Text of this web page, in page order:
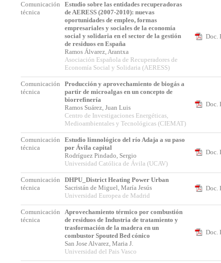
Comunicación
técnica
Estudio sobre las entidades recuperadoras
de AERESS (2007-2010): nuevas
oportunidades de empleo, formas
empresariales y sociales de la economía
social y solidaria en el sector de la gestión
de residuos en España
Ramos Álvarez, Arantxa
Asociación Española de Recuperadores de
Economía Social y Solidaria (AERESS)
Doc.
Comunicación
técnica
Producción y aprovechamiento de biogás a
partir de microalgas en un concepto de
biorrefinería
Ramos Suárez, Juan Luis
Centro de Investigaciones Energéticas,
Medioambientales y Tecnológicas (CIEMAT)
Doc.
Comunicación
técnica
Estudio limnológico del río Adaja a su paso
por Ávila capital
Rodríguez Pindado, Sergio
Universidad Católica de Ávila (UCAV)
Doc.
Comunicación
técnica
DHPU_District Heating Power Urban
Sacristán de Miguel, María Jesús
Universidad Europea de Madrid
Doc.
Comunicación
técnica
Aprovechamiento térmico por combustión
de residuos de Industria de tratamiento y
trasformación de la madera en un
combustor Spouted Bed cónico
San Jose Alvarez, Maria J.
Universidad del Pais Vasco
Doc.